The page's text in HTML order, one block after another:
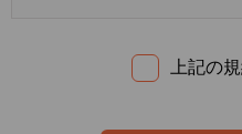
たは一般に確立された
上記の